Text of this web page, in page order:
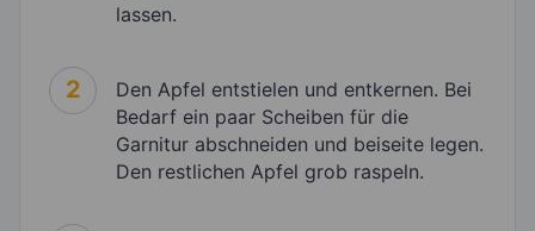
lassen.
2
Den Apfel entstielen und entkernen. Bei
Bedarf ein paar Scheiben für die
Garnitur abschneiden und beiseite legen.
Den restlichen Apfel grob raspeln.